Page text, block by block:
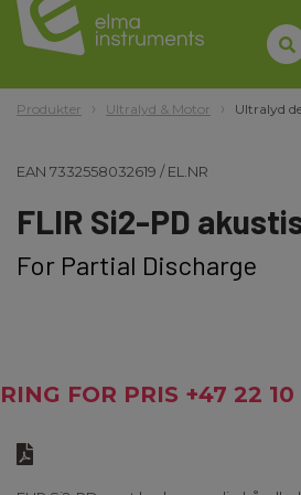
Produkter Ultralyd & Motor Ultralyd
EAN 7332558032619 /EL.NR
FLIR Si2-PD
For Partial Discharge
RING FOR PRIS +47 22